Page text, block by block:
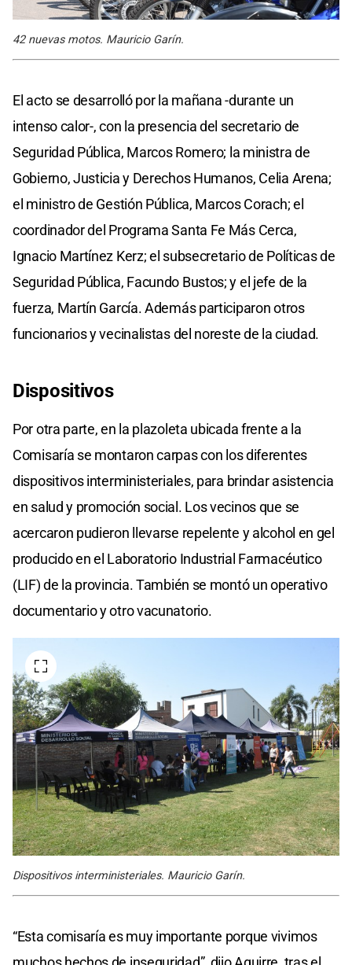
42 nuevas motos. Mauricio Garín.
El acto se desarrolló por la mañana -durante un
intenso calor-, con la presencia del secretario de
Seguridad Pública, Marcos Romero; la ministra de
Gobierno, Justicia y Derechos Humanos, Celia Arena;
el ministro de Gestión Pública, Marcos Corach; el
coordinador del Programa Santa Fe Más Cerca,
Ignacio Martínez Kerz; el subsecretario de Políticas de
Seguridad Pública, Facundo Bustos; y el jefe de la
fuerza, Martín García. Además participaron otros
funcionarios y vecinalistas del noreste de la ciudad.
Dispositivos
Por otra parte, en la plazoleta ubicada frente a la
Comisaría se montaron carpas con los diferentes
dispositivos interministeriales, para brindar asistencia
en salud y promoción social. Los vecinos que se
acercaron pudieron llevarse repelente y alcohol en gel
producido en el Laboratorio Industrial Farmacéutico
(LIF) de la provincia. También se montó un operativo
documentario y otro vacunatorio.
Dispositivos interministeriales. Mauricio Garín.
“Esta comisaría es muy importante porque vivimos